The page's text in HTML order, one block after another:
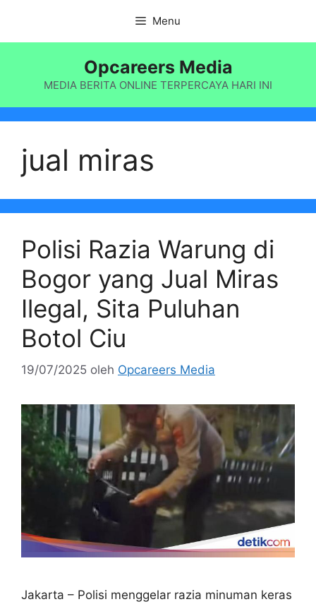
isi
Menu
Opcareers Media
MEDIA BERITA ONLINE TERPERCAYA HARI INI
jual miras
Polisi Razia Warung di
Bogor yang Jual Miras
Ilegal, Sita Puluhan
Botol Ciu
19/07/2025 oleh Opcareers Media
Jakarta – Polisi menggelar razia minuman keras